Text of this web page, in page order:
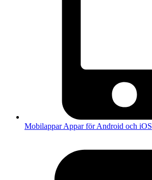
MobilapparAppar för Android och iOS